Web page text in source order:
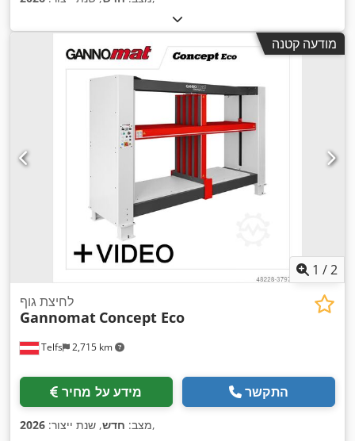
מודעה קטנה
1 /2
Telfs 2,715 km
לחיצת גוף
Gannomat Concept Eco
מידע על מחיר התקשר
מצב: חדש, שנת ייצור: 2026 ,